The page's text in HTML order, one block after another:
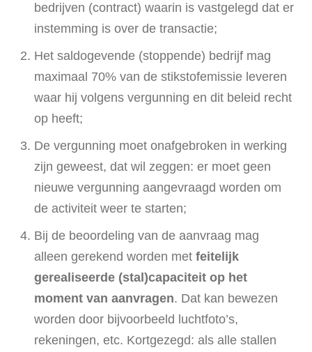
bedrijven (contract) waarin is vastgelegd dat er
instemming is over de transactie;
Het saldogevende (stoppende) bedrijf mag
maximaal 70% van de stikstofemissie leveren
waar hij volgens vergunning en dit beleid recht
op heeft;
De vergunning moet onafgebroken in werking
zijn geweest, dat wil zeggen: er moet geen
nieuwe vergunning aangevraagd worden om
de activiteit weer te starten;
Bij de beoordeling van de aanvraag mag
alleen gerekend worden metfeitelijk
gerealiseerde (stal)capaciteit op het
moment van aanvragen. Dat kan bewezen
worden door bijvoorbeeld luchtfoto’s,
rekeningen, etc. Kortgezegd: als alle stallen